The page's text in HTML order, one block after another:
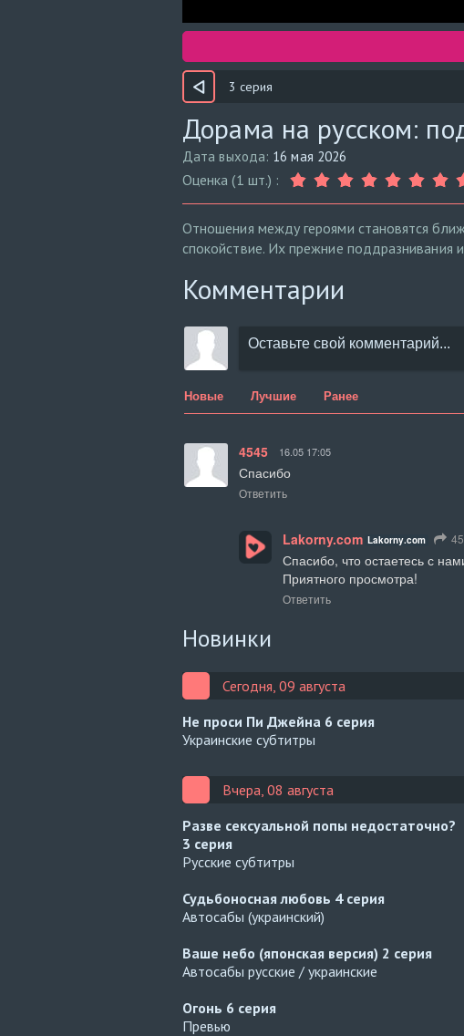
3 серия
Дорама на русском:
Дата выхода: 16 мая 2026
Оценка (1 шт.) :
Отношения между героями становятся
спокойствие. Их прежние поддразнивания
Комментарии
Новые Лучшие Ранее
4545 16.05 17:05
Спасибо
Ответить
Lakorny.com Lakorny.com
Спасибо, что остаетесь с
Приятного просмотра!
Ответить
Новинки
Сегодня, 09 августа
Не проси Пи Джейна 6 серия
Украинские субтитры
Вчера, 08 августа
Разве сексуальной попы недостаточно?
3 серия
Русские субтитры
Судьбоносная любовь 4 серия
Автосабы (украинский)
Ваше небо (японская версия) 2 серия
Автосабы русские / украинские
Огонь 6 серия
Превью